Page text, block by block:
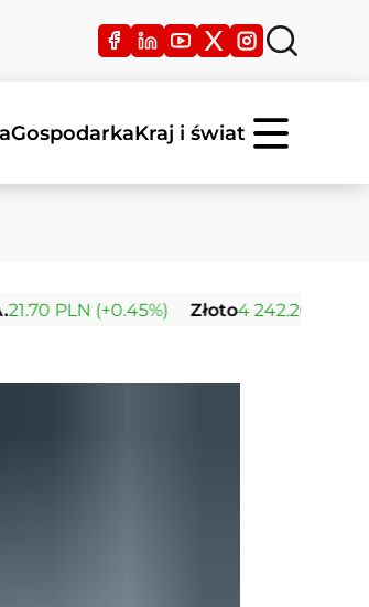
GospodarkaKraj i świat
(+0.45%) Złoto4 242.26 USD (+0.04%)